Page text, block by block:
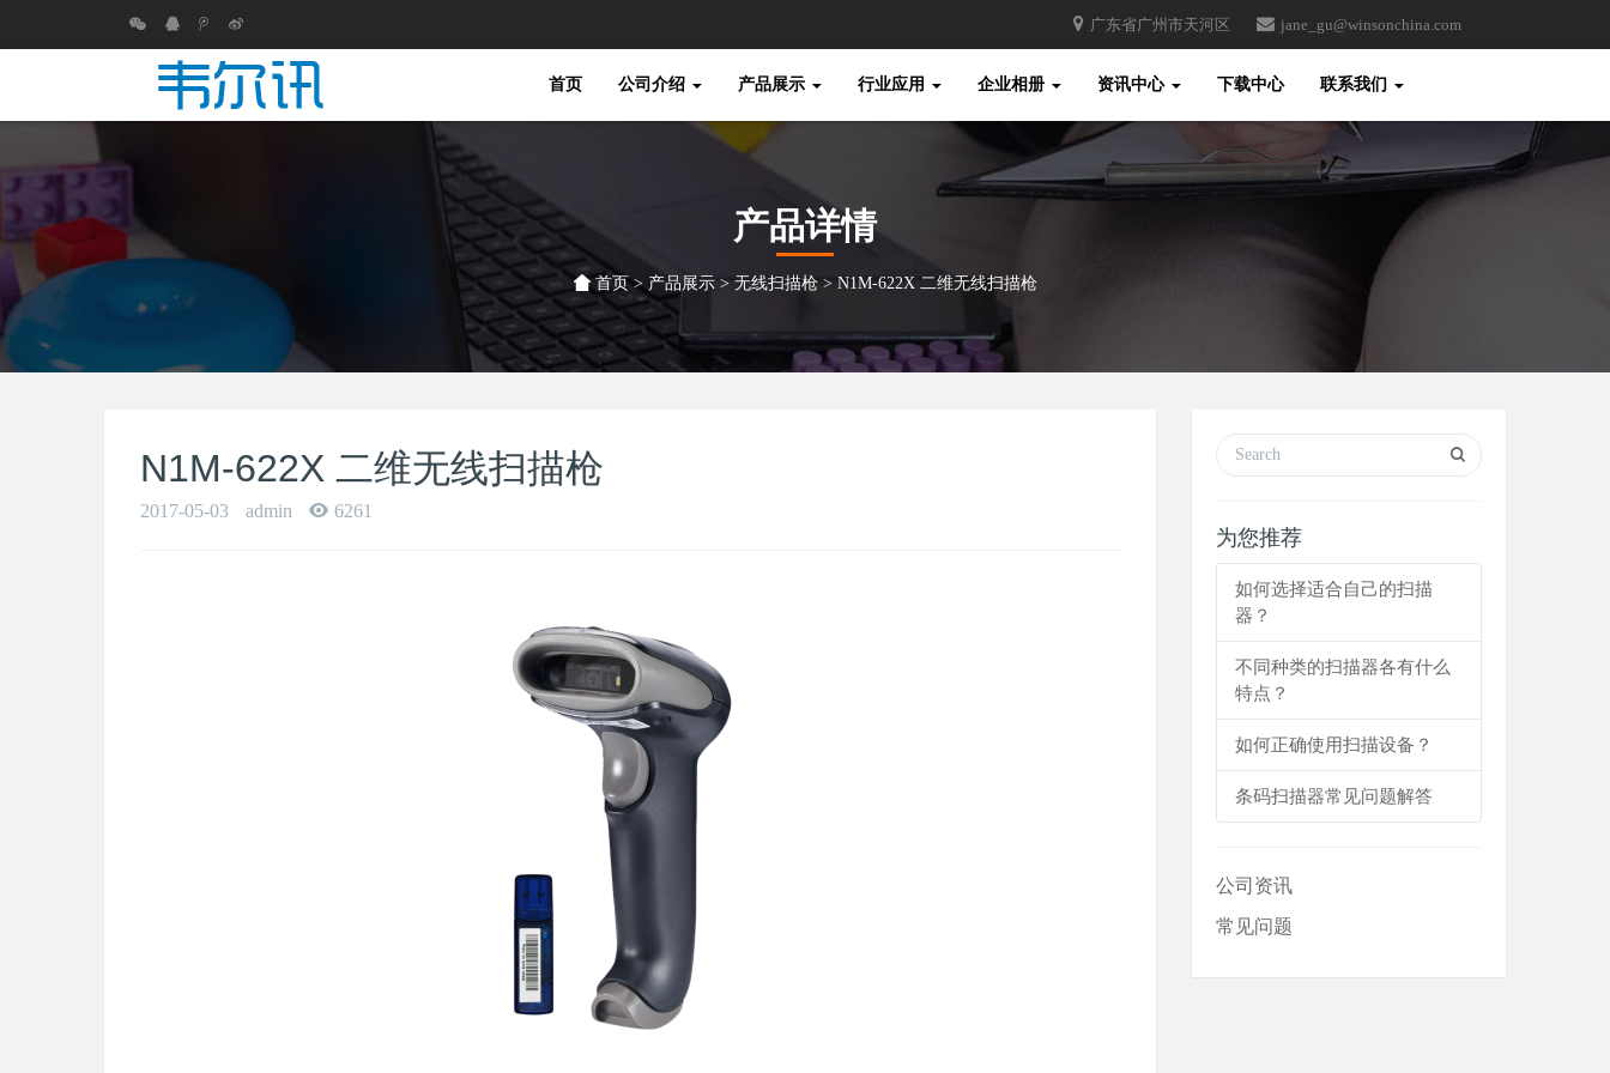
广东省广州市天河区 jane_gu@winsonchina.com
首页 公司介绍 产品展示 行业应用 企业相册 资讯中心 下载中心 联系我们
产品详情
首页> 产品展示> 无线扫描枪> N1M-622X 二维无线扫描枪
N1M-622X 二维无线扫描枪
2017-05-03 admin 6261
为您推荐
如何选择适合自己的扫描
器？
不同种类的扫描器各有什么
特点？
如何正确使用扫描设备？
条码扫描器常见问题解答
公司资讯
常见问题